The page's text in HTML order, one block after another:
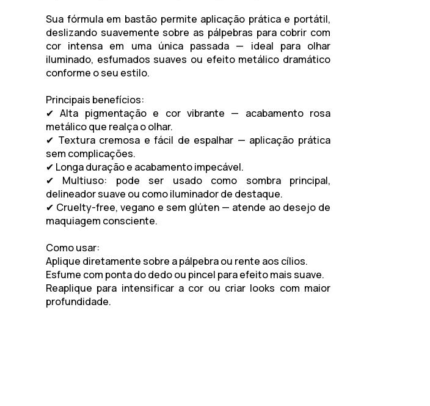
Sua fórmula em bastão permite aplicação prática e portátil,
deslizando suavemente sobre as pálpebras para cobrir com
cor intensa em uma única passada — ideal para olhar
iluminado, esfumados suaves ou efeito metálico dramático
conforme o seu estilo.
Principais benefícios:
✔ Alta pigmentação e cor vibrante — acabamento rosa
metálico que realça o olhar.
✔ Textura cremosa e fácil de espalhar — aplicação prática
sem complicações.
✔ Longa duração e acabamento impecável.
✔ Multiuso: pode ser usado como sombra principal,
delineador suave ou como iluminador de destaque.
✔ Cruelty-free, vegano e sem glúten — atende ao desejo de
maquiagem consciente.
Como usar:
Aplique diretamente sobre a pálpebra ou rente aos cílios.
Esfume com ponta do dedo ou pincel para efeito mais suave.
Reaplique para intensificar a cor ou criar looks com maior
profundidade.